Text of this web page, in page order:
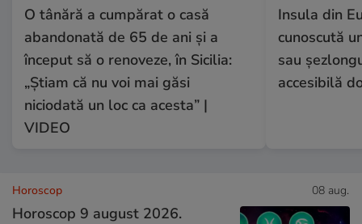
O tânără a cumpărat o casă
abandonată de 65 de ani și a
început să o renoveze, în Sicilia:
„Știam că nu voi mai găsi
niciodată un loc ca acesta” |
VIDEO
Insula din
cunoscută
sau
accesibilă
Horoscop 08 aug.
Horoscop 9 august 2026.